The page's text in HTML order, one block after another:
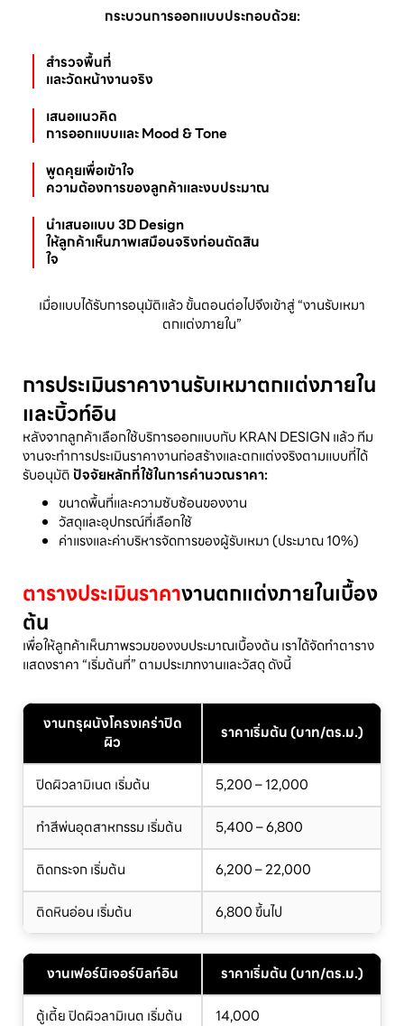
กระบวนการออกแบบประกอบด้วย:
สำรวจพื้นที่
และวัดหน้างานจริง
เสนอแนวคิด
การออกแบบและ Mood & Tone
พูดคุยเพื่อเข้าใจ
ความต้องการของลูกค้าและงบประมาณ
นำเสนอแบบ 3D Design
ให้ลูกค้าเห็นภาพเสมือนจริงก่อนตัดสิน
เมื่อแบบได้รับการอนุมัติแล้ว ขั้นตอนต่อไปจึงเข้าสู่ “งานรับเหมา
ตกแต่งภายใน”
การประเมินราคางานรับเหมาตกแต่งภายใน
และบิ้วท์อิน
หลังจากลูกค้าเลือกใช้บริการออกแบบกับ KRAN DESIGN แล้ว ทีม
งานจะทำการประเมินราคางานก่อสร้างและตกแต่งจริงตามแบบที่ได้
รับอนุมัติ ปัจจัยหลักที่ใช้ในการคำนวณราคา:
ขนาดพื้นที่และความซับซ้อนของงาน
วัสดุและอุปกรณ์ที่เลือกใช้
ค่าแรงและค่าบริหารจัดการของผู้รับเหมา (ประมาณ 10%)
ตารางประเมินราคางานตกแต่งภายในเบื้อง
ต้น
เพื่อให้ลูกค้าเห็นภาพรวมของงบประมาณเบื้องต้น เราได้จัดทำตาราง
แสดงราคา “เริ่มต้นที่” ตามประเภทงานและวัสดุ ดังนี้
งานกรุผนังโครงเคร่าปิด
ผิว
ราคาเริ่มต้น (บาท/ตร.ม.)
ปิดผิวลามิเนต เริ่มต้น
5,200 – 12,000
ทำสีพ่นอุตสาหกรรม เริ่มต้น
5,400 – 6,800
ติดกระจก เริ่มต้น
6,200 – 22,000
ติดหินอ่อน เริ่มต้น
6,800 ขึ้นไป
งานเฟอร์นิเจอร์บิลท์อิน
ราคาเริ่มต้น (บาท/ตร.ม.)
ตู้เตี้ย ปิดผิวลามิเนต เริ่มต้น
14,000